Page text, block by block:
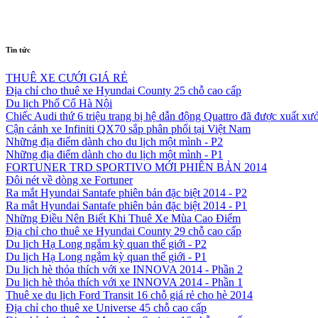
Tin tức
THUÊ XE CƯỚI GIÁ RẺ
Địa chỉ cho thuê xe Hyundai County 25 chỗ cao cấp
Du lịch Phố Cổ Hà Nội
Chiếc Audi thứ 6 triệu trang bị hệ dẫn động Quattro đã được xuất
Cận cảnh xe Infiniti QX70 sắp phân phối tại Việt Nam
Những địa điểm dành cho du lịch một mình - P2
Những địa điểm dành cho du lịch một mình - P1
FORTUNER TRD SPORTIVO MỚI PHIÊN BẢN 2014
Đôi nét về dòng xe Fortuner
Ra mắt Hyundai Santafe phiên bản đặc biệt 2014 - P2
Ra mắt Hyundai Santafe phiên bản đặc biệt 2014 - P1
Những Điều Nên Biết Khi Thuê Xe Mùa Cao Điểm
Địa chỉ cho thuê xe Hyundai County 29 chỗ cao cấp
Du lịch Hạ Long ngắm kỳ quan thế giới - P2
Du lịch Hạ Long ngắm kỳ quan thế giới - P1
Du lịch hè thỏa thích với xe INNOVA 2014 - Phần 2
Du lịch hè thỏa thích với xe INNOVA 2014 - Phần 1
Thuê xe du lịch Ford Transit 16 chỗ giá rẻ cho hè 2014
Địa chỉ cho thuê xe Universe 45 chỗ cao cấp